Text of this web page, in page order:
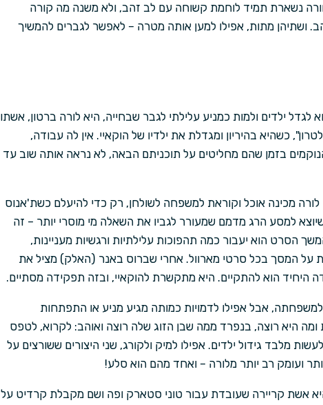
נשארת תמיד לוחמת קשוחה עם לב זהב, ולא משנה מה קורה
מתות, אפילו למען אותה מטרה – לאפשר לגברים להמשיך
ילדים ולמות כמניע עלילתי לגבר שבחייה, היא לורה ברטון, אשתו
כשהיא בהיריון ומגדלת את ילדיו של הוקאיי. אין לה עבודה,
בזמן שהם מחליטים על תוכניתם הבאה, לא נראה אותה שוב עד
מכינה אוכל וקוראת למשפחה לשולחן, רק כדי להיעלם כשת'אנוס
למסע הרג מדמם שמעורר לגביו את השאלה מי מוסרי יותר – זה
הסרט הוא יעבור כמה תהפוכות עלילתיות ורגשיות מעניינות,
על המסך בכל סרטי מארוול. אחרי שברוס באנר (האלק) מציל את
היחיד הוא להתקיים. היא מתקשרת להוקאיי, ובזה תפקידה מסתיים.
אבל אפילו לדמויות כמותה מגיע מניע או התפתחות
היא רוצה, בנפרד ממה שבן הזוג שלה רוצה ואוהב: לקרוא, לטפס
מלבד גידול ילדים. אפילו למיק ולקורג, שני היצורים ששורצים על
ועומק רב יותר מלורה – ואחד מהם הוא סלע!
אשת קריירה שעובדת עבור טוני סטארק ופה ושם מקבלת קרדיט על